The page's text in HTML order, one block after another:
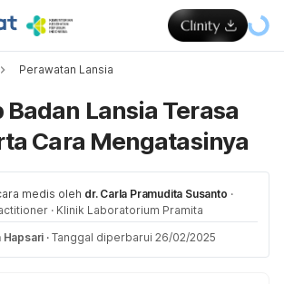
Perawatan Lansia
Badan Lansia Terasa
Cara Mengatasinya
medis oleh dr. Carla Pramudita Susanto ·
· Klinik Laboratorium Pramita
Hapsari · Tanggal diperbarui 26/02/2025